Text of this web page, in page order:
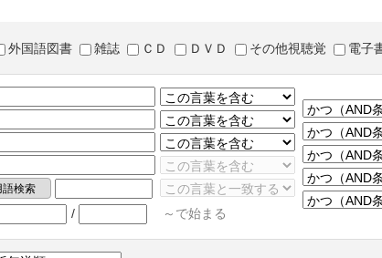
外国語図書 雑誌 ＣＤ ＤＶＤ その他視聴覚 電子
/ ～で始まる